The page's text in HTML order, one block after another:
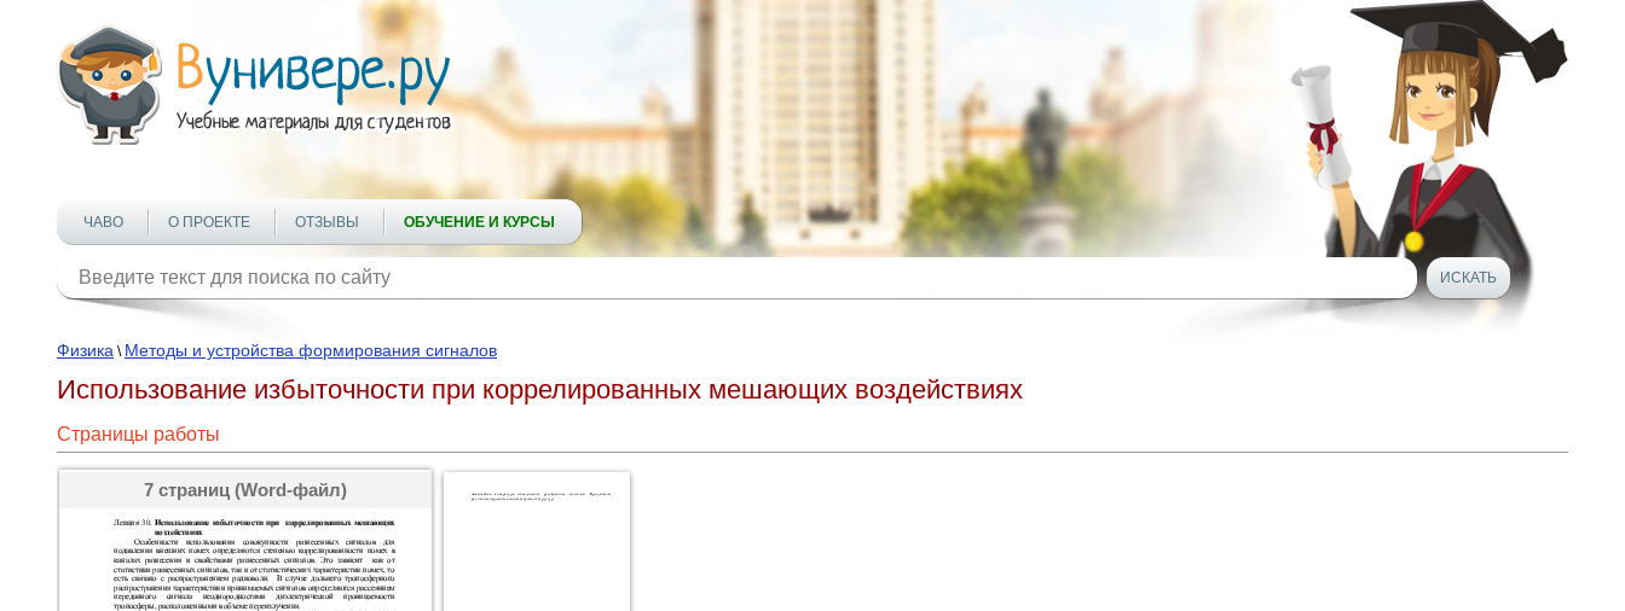
ЧАВО О ПРОЕКТЕ ОТЗЫВЫ ОБУЧЕНИЕ И КУРСЫ
Физика \ Методы и устройства формирования сигналов
Использование избыточности при коррелированных мешающих воздействиях
Страницы работы
7 страниц (Word-файл)